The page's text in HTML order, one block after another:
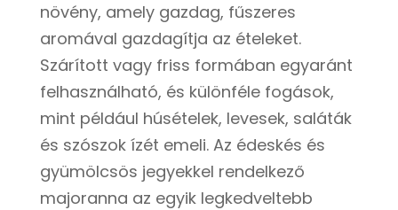
növény, amely gazdag, fűszeres
aromával gazdagítja az ételeket.
Szárított vagy friss formában egyaránt
felhasználható, és különféle fogások,
mint például húsételek, levesek, saláták
és szószok ízét emeli. Az édeskés és
gyümölcsös jegyekkel rendelkező
majoranna az egyik legkedveltebb